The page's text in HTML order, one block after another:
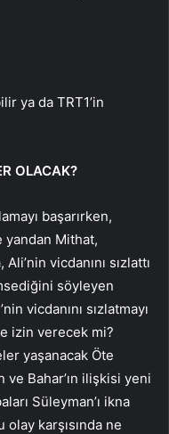
ya da TRT1’in
OLACAK?
başarırken,
yandan Mithat,
vicdanını sızlattı
söyleyen
vicdanını sızlatmayı
izin verecek mi?
yaşanacak Öte
Bahar’ın ilişkisi yeni
Süleyman’ı ikna
karşısında ne